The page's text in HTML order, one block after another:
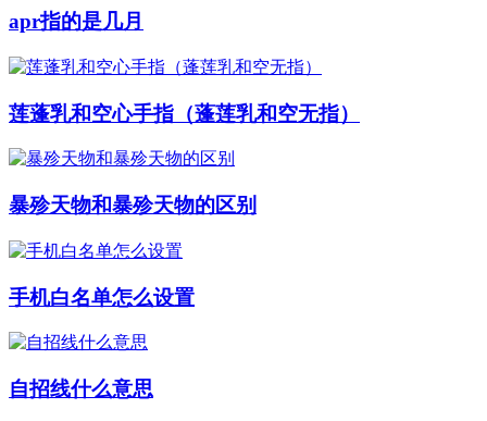
apr指的是几月
莲蓬乳和空心手指（蓬莲乳和空无指）
暴殄天物和暴殄天物的区别
手机白名单怎么设置
自招线什么意思